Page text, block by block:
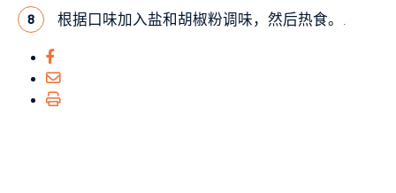
8 根据口味加入盐和胡椒粉调味，然后热食。.